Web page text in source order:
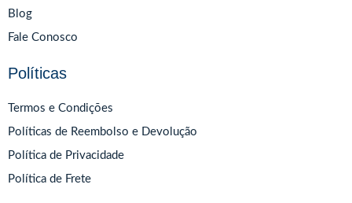
Blog
Fale Conosco
Políticas
Termos e Condições
Políticas de Reembolso e Devolução
Política de Privacidade
Política de Frete